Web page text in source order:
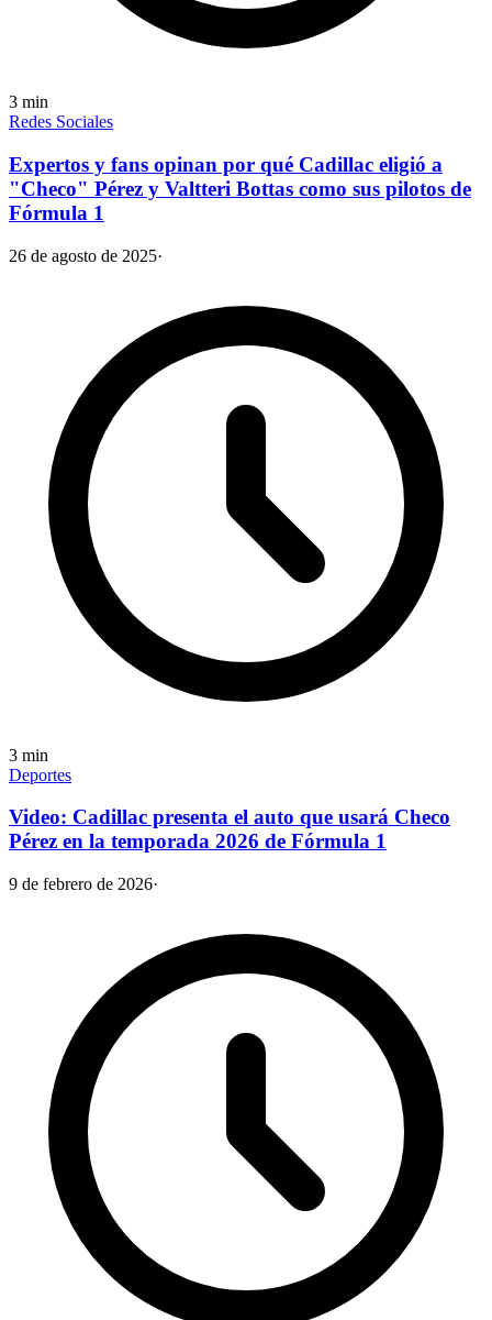
3 min
Redes Sociales
Expertos y fans opinan por qué Cadillac eligió a
"Checo" Pérez y Valtteri Bottas como sus pilotos de
Fórmula 1
26 de agosto de 2025·
3 min
Deportes
Video: Cadillac presenta el auto que usará Checo
Pérez en la temporada 2026 de Fórmula 1
9 de febrero de 2026·